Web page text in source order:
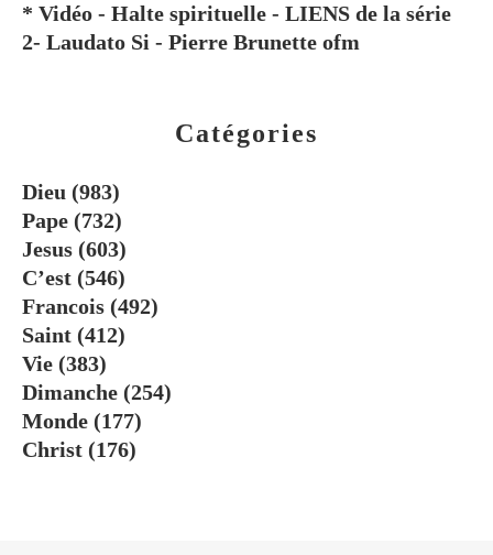
Catégories
Dieu (983)
Pape (732)
Jesus (603)
C’est (546)
Francois (492)
Saint (412)
Vie (383)
Dimanche (254)
Monde (177)
Christ (176)
* Vidéo - Halte spirituelle - LIENS de la série
2- Laudato Si - Pierre Brunette ofm